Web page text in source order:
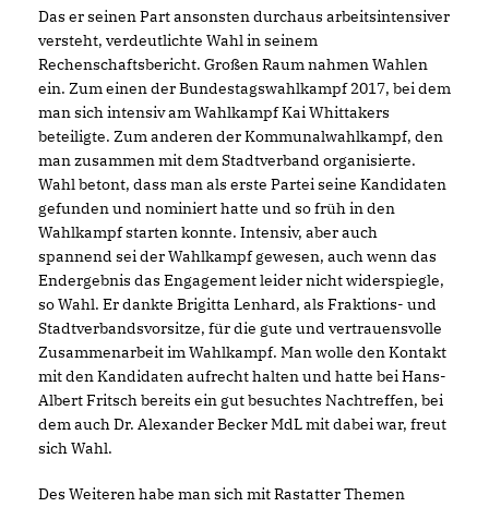
Das er seinen Part ansonsten durchaus arbeitsintensiver
versteht, verdeutlichte Wahl in seinem
Rechenschaftsbericht. Großen Raum nahmen Wahlen
ein. Zum einen der Bundestagswahlkampf 2017, bei dem
man sich intensiv am Wahlkampf Kai Whittakers
beteiligte. Zum anderen der Kommunalwahlkampf, den
man zusammen mit dem Stadtverband organisierte.
Wahl betont, dass man als erste Partei seine Kandidaten
gefunden und nominiert hatte und so früh in den
Wahlkampf starten konnte. Intensiv, aber auch
spannend sei der Wahlkampf gewesen, auch wenn das
Endergebnis das Engagement leider nicht widerspiegle,
so Wahl. Er dankte Brigitta Lenhard, als Fraktions- und
Stadtverbandsvorsitze, für die gute und vertrauensvolle
Zusammenarbeit im Wahlkampf. Man wolle den Kontakt
mit den Kandidaten aufrecht halten und hatte bei Hans-
Albert Fritsch bereits ein gut besuchtes Nachtreffen, bei
dem auch Dr. Alexander Becker MdL mit dabei war, freut
sich Wahl.
Des Weiteren habe man sich mit Rastatter Themen